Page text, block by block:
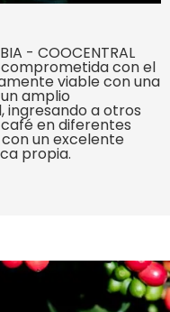
- COOCENTRAL
con el
viable con una
amplio
ingresando a otros
en diferentes
un excelente
propia.